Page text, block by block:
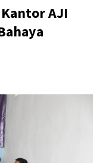
AJI